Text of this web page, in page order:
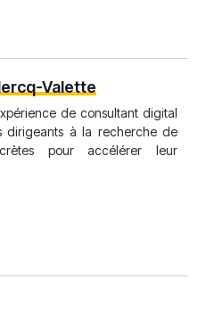
Valette
de consultant digital
dirigeants à la recherche de
pour accélérer leur